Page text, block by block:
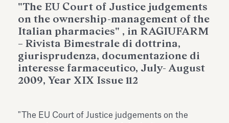
Fondazione Torlonia inaugura la
mostra Marmora Romana
ampliando gli spazi espositivi
dell’Antiquarium di Villa Albani
Chiomenti
EcoVadis
"The EU Court of Justice judgements
on the ownership-management of the
Italian pharmacies" , in RAGIUFARM
– Rivista Bimestrale di dottrina,
giurisprudenza, documentazione di
interesse farmaceutico, July- August
2009, Year XIX Issue 112
"The EU Court of Justice judgements on the